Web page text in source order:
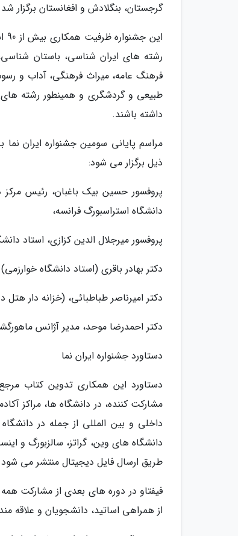
گرجستان، بنگلادش و افغانستان برگزار
رشته های ایران شناسی، باستان
فرهنگ عامه، میراث فرهنگی، آداب و
طبیعی و گردشگری و همینطور رشته های
داشته باشند.
مراسم پایانی سومین جشنواره ایران
ذیل برگزار می شود:
پروفسور حسین بیک باغبان، رئیس
دانشگاه استراسبورگ فرانسه،
پروفسور میرجلال الدین کزازی، استاد
دکتر بهادر باقری (استاد دانشگاه خوارزمی)
دکتر امیرناصر طباطبائی، (خزانه دار
دکتر احمدرضا موحد، مدیر آژانس
دستاورد جشنواره ایران نما
دستاورد این همکاری تدوین کتاب
مشارکت کننده، در دانشگاه ها، مراکز
داخلی و بین المللی از جمله در
دانشگاه های وین، گراتز، سالزبورگ و
طریق ارسال فایل دیجیتال منتشر می
فیفتاو در دوره های بعدی از مشارکت
از همراهی اساتید، دانشجویان و علاقه